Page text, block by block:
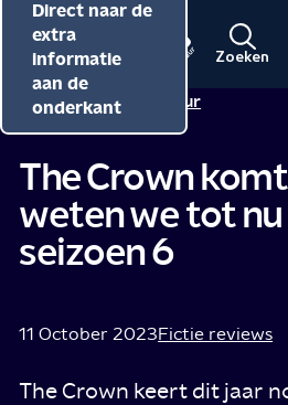
Direct naar de
inhoud
Direct naar de
hoofdnavigatie
Direct naar de
extra
informatie
aan de
onderkant
Menu
Naar
de
NPO
beginpagina
NPO
Zoeken
Redactie NPO Cultuur
The Crown
weten we tot
seizoen 6
11 October 2023Fictie reviews
The Crown keert dit jaar